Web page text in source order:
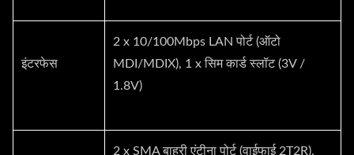
इंटरफेस
2 x 10/100Mbps LAN पोर्ट (ऑटो
MDI/MDIX), 1 x सिम कार्ड स्लॉट (3V /
1.8V)
2 x SMA बाहरी एंटीना पोर्ट (वाईफाई 2T2R),